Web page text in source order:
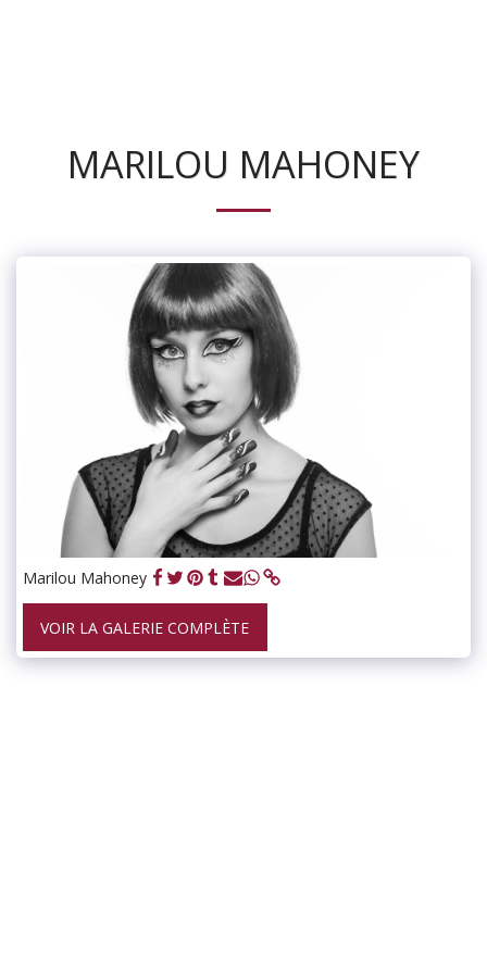
MARILOU MAHONEY
Marilou Mahoney
VOIR LA GALERIE COMPLÈTE